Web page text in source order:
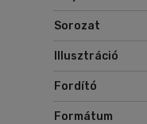
Sorozat
Illusztráció
Fordító
Formátum